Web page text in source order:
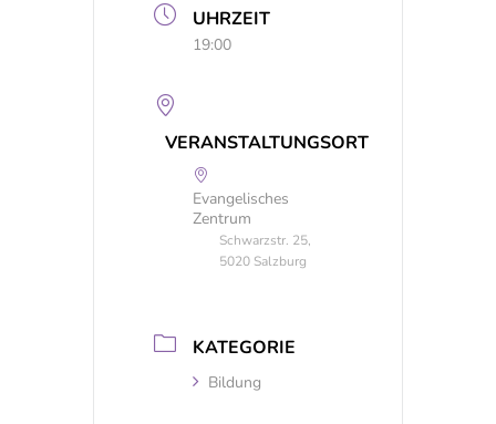
UHRZEIT
19:00
VERANSTALTUNGSORT
Evangelisches
Zentrum
Schwarzstr. 25,
5020 Salzburg
KATEGORIE
Bildung